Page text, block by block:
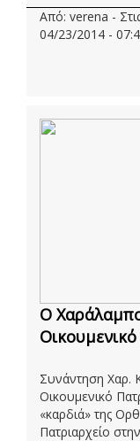
Από: verena -
04/23/2014 -
Ο
Συνάντηση Χαρ.
Οικουμενικό
«καρδιά» της
Πατριαρχείο